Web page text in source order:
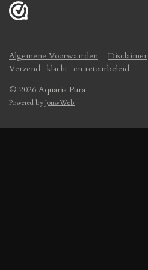
Algemene Voorwaarden Disclaimer
Verzend- klacht- en retourbeleid
© 2026 Aquaria Pura
Powered byJouwWeb